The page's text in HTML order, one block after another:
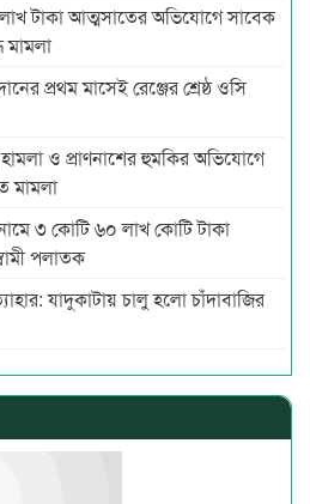
টাকা আত্মসাতের অভিযোগে সাবেক
মামলা
প্রথম মাসেই রেঞ্জের শ্রেষ্ঠ ওসি
ও প্রাণনাশের হুমকির অভিযোগে
মামলা
৩ কোটি ৬০ লাখ কোটি টাকা
পলাতক
যাদুকাটায় চালু হলো চাঁদাবাজির